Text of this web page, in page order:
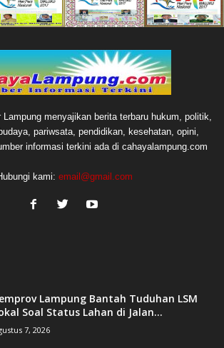
Lampung menyajikan berita terbaru hukum, politik,
pariwsata, pendidikan, kesehatan, opini,
informasi terkini ada di cahayalampung.com
kami: email@gmail.com
Lampung Bantah Tuduhan LSM
Soal Status Lahan di Jalan...
7, 2026